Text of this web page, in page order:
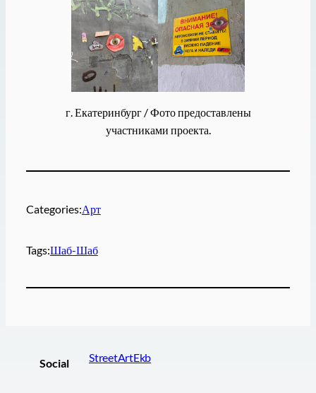
г. Екатеринбург / Фото предоставлены
участниками проекта.
Categories:Арт
Tags:Шаб-Шаб
Social StreetArtEkb